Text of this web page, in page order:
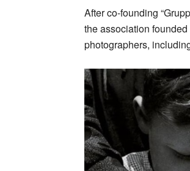
After co-founding
the association
photographers,